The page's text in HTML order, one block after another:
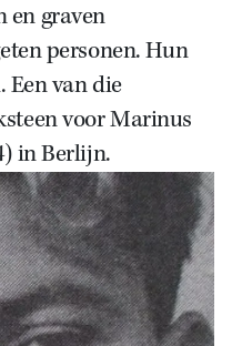
Zoek
en graven
personen. Hun
van die
voor Marinus
in Berlijn.